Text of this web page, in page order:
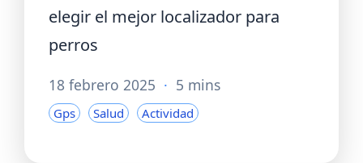
elegir el mejor localizador para
perros
18 febrero 2025 · 5 mins
Gps Salud Actividad